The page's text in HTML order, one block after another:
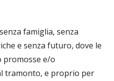
famiglia, senza
e senza futuro, dove le
promosse e/o
tramonto, e proprio per